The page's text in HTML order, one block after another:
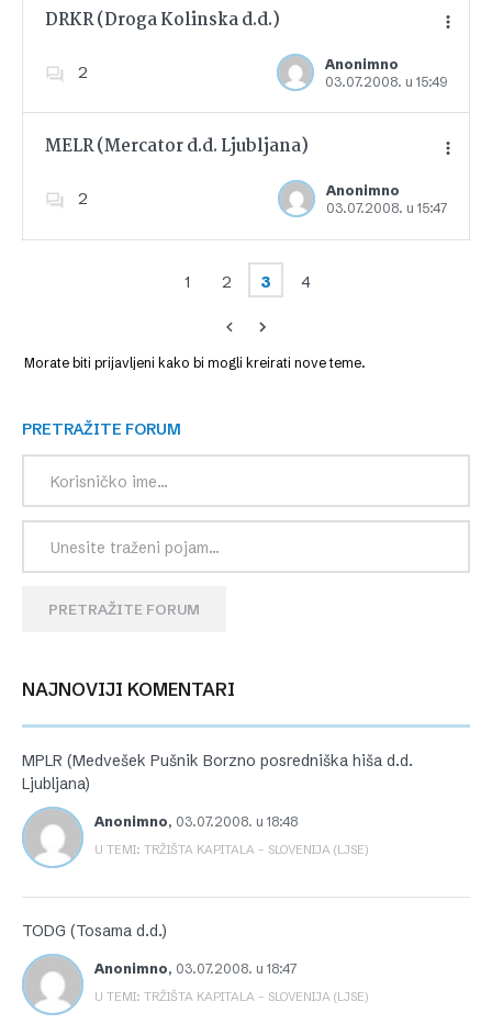
DRKR (Droga Kolinska d.d.)
2
Anonimno
03.07.2008. u 15:49
Dodajte u favorite
MELR (Mercator d.d. Ljubljana)
2
Anonimno
03.07.2008. u 15:47
Dodajte u favorite
1 2 3 4
Morate biti prijavljeni kako bi mogli kreirati nove teme.
PRETRAŽITE FORUM
PRETRAŽITE FORUM
NAJNOVIJI KOMENTARI
MPLR (Medvešek Pušnik Borzno posredniška hiša d.d.
Ljubljana)
Anonimno, 03.07.2008. u 18:48
U TEMI: TRŽIŠTA KAPITALA – SLOVENIJA (LJSE)
TODG (Tosama d.d.)
Anonimno, 03.07.2008. u 18:47
U TEMI: TRŽIŠTA KAPITALA – SLOVENIJA (LJSE)